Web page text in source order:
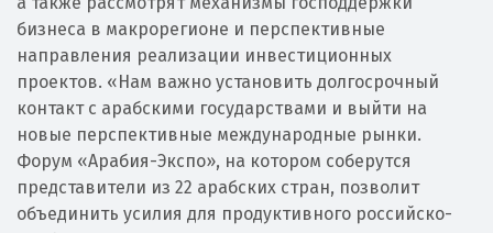
бизнеса в макрорегионе и перспективные
направления реализации инвестиционных
проектов. «Нам важно установить долгосрочный
контакт с арабскими государствами и выйти на
новые перспективные международные рынки.
Форум «Арабия-Экспо», на котором соберутся
представители из 22 арабских стран, позволит
объединить усилия для продуктивного российско-